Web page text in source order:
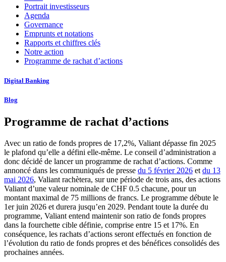
Portrait investisseurs
Agenda
Governance
Emprunts et notations
Rapports et chiffres clés
Notre action
Programme de rachat d’actions
Digital Banking
Blog
Programme de rachat d’actions
Avec un ratio de fonds propres de 17,2%, Valiant dépasse fin 2025
le plafond qu’elle a défini elle-même. Le conseil d’administration a
donc décidé de lancer un programme de rachat d’actions. Comme
annoncé dans les communiqués de presse du 5 février 2026 et du 13
mai 2026, Valiant rachètera, sur une période de trois ans, des actions
Valiant d’une valeur nominale de CHF 0.5 chacune, pour un
montant maximal de 75 millions de francs. Le programme débute le
1er juin 2026 et durera jusqu’en 2029. Pendant toute la durée du
programme, Valiant entend maintenir son ratio de fonds propres
dans la fourchette cible définie, comprise entre 15 et 17%. En
conséquence, les rachats d’actions seront effectués en fonction de
l’évolution du ratio de fonds propres et des bénéfices consolidés des
prochaines années.